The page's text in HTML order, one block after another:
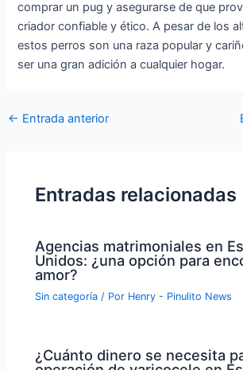
comprar un pug y asegurarse de que
criador confiable y ético. A pesar de los
estos perros son una raza popular y
ser una gran adición a cualquier hogar.
Navegación
← Entrada anterior
Entradas relacionadas
Agencias matrimoniales en
Unidos: ¿una opción para
amor?
Sin categoría / Por Henry - Pinulito News
¿Cuánto dinero se necesita